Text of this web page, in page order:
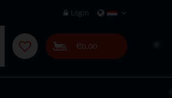
Login
€0,00